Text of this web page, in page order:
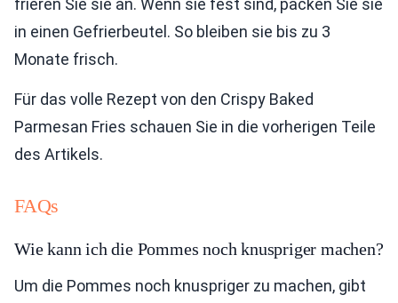
frieren Sie sie an. Wenn sie fest sind, packen Sie sie
in einen Gefrierbeutel. So bleiben sie bis zu 3
Monate frisch.
Für das volle Rezept von den Crispy Baked
Parmesan Fries schauen Sie in die vorherigen Teile
des Artikels.
FAQs
Wie kann ich die Pommes noch knuspriger machen?
Um die Pommes noch knuspriger zu machen, gibt